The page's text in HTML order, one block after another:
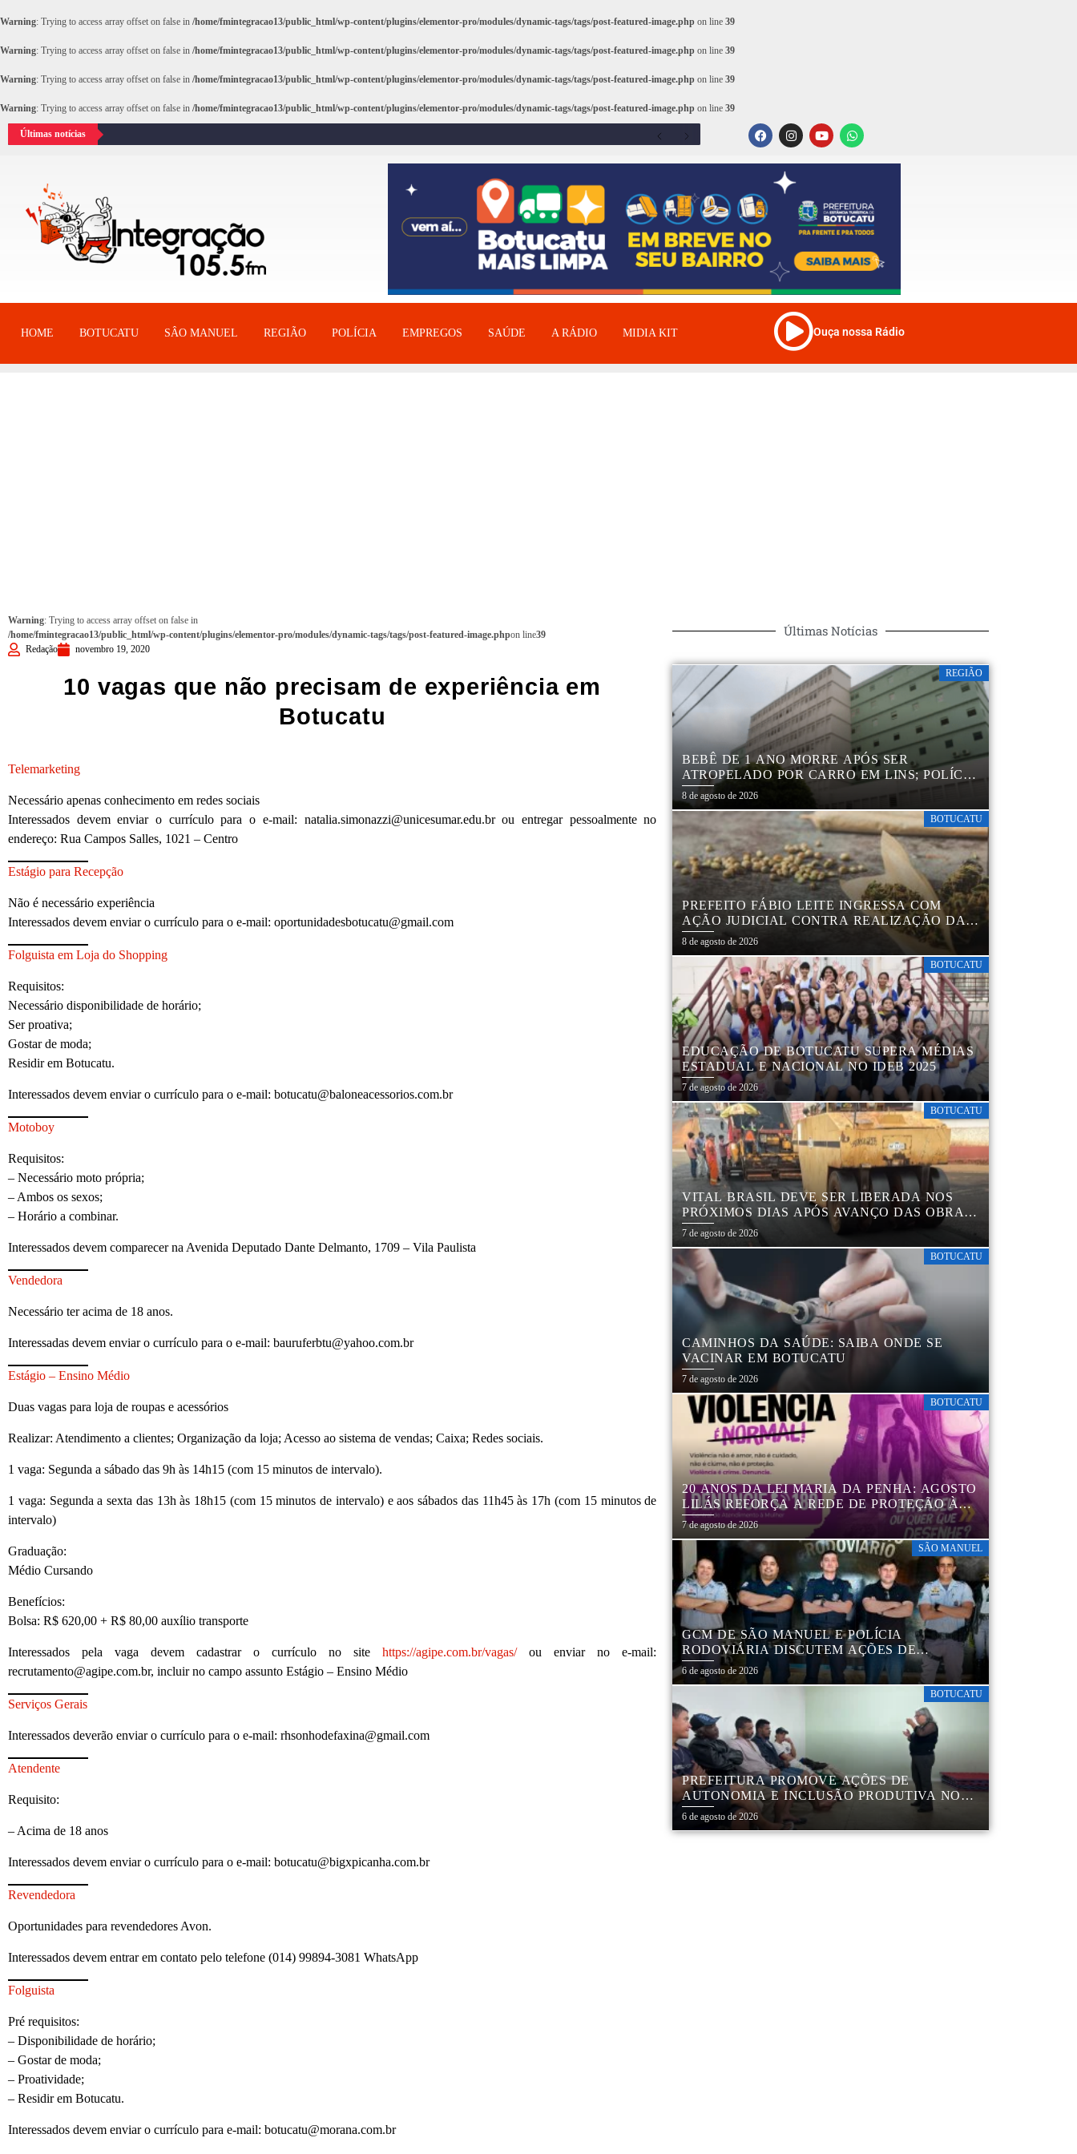
Warning: Trying to access array offset on false in /home/fmintegracao13/public_html/wp-content/plugins/elementor-pro/modules/dynamic-tags/tags/post-featured-image.php on line 39
Warning: Trying to access array offset on false in /home/fmintegracao13/public_html/wp-content/plugins/elementor-pro/modules/dynamic-tags/tags/post-featured-image.php on line 39
Warning: Trying to access array offset on false in /home/fmintegracao13/public_html/wp-content/plugins/elementor-pro/modules/dynamic-tags/tags/post-featured-image.php on line 39
Warning: Trying to access array offset on false in /home/fmintegracao13/public_html/wp-content/plugins/elementor-pro/modules/dynamic-tags/tags/post-featured-image.php on line 39
Últimas notícias
HOME BOTUCATU SÂO MANUEL REGIÃO POLÍCIA EMPREGOS SAÚDE A RÁDIO MIDIA KIT Ouça nossa Rádio
Warning: Trying to access array offset on false in
/home/fmintegracao13/public_html/wp-content/plugins/elementor-pro/modules/dynamic-tags/tags/post-featured-image.phpon line39
Redação
novembro 19, 2020
10 vagas que não precisam de experiência em
Botucatu
Telemarketing
Necessário apenas conhecimento em redes sociais
Interessados devem enviar o currículo para o e-mail: natalia.simonazzi@unicesumar.edu.br ou entregar pessoalmente no
endereço: Rua Campos Salles, 1021 – Centro
Estágio para Recepção
Não é necessário experiência
Interessados devem enviar o currículo para o e-mail: oportunidadesbotucatu@gmail.com
Folguista em Loja do Shopping
Requisitos:
Necessário disponibilidade de horário;
Ser proativa;
Gostar de moda;
Residir em Botucatu.
Interessados devem enviar o currículo para o e-mail: botucatu@baloneacessorios.com.br
Motoboy
Requisitos:
– Necessário moto própria;
– Ambos os sexos;
– Horário a combinar.
Interessados devem comparecer na Avenida Deputado Dante Delmanto, 1709 – Vila Paulista
Vendedora
Necessário ter acima de 18 anos.
Interessadas devem enviar o currículo para o e-mail: bauruferbtu@yahoo.com.br
Estágio – Ensino Médio
Duas vagas para loja de roupas e acessórios
Realizar: Atendimento a clientes; Organização da loja; Acesso ao sistema de vendas; Caixa; Redes sociais.
1 vaga: Segunda a sábado das 9h às 14h15 (com 15 minutos de intervalo).
1 vaga: Segunda a sexta das 13h às 18h15 (com 15 minutos de intervalo) e aos sábados das 11h45 às 17h (com 15 minutos de
intervalo)
Graduação:
Médio Cursando
Benefícios:
Bolsa: R$ 620,00 + R$ 80,00 auxílio transporte
Interessados pela vaga devem cadastrar o currículo no sitehttps://agipe.com.br/vagas/ou enviar no e-mail:
recrutamento@agipe.com.br, incluir no campo assunto Estágio – Ensino Médio
Serviços Gerais
Interessados deverão enviar o currículo para o e-mail: rhsonhodefaxina@gmail.com
Atendente
Requisito:
– Acima de 18 anos
Interessados devem enviar o currículo para o e-mail: botucatu@bigxpicanha.com.br
Revendedora
Oportunidades para revendedores Avon.
Interessados devem entrar em contato pelo telefone (014) 99894-3081 WhatsApp
Folguista
Pré requisitos:
– Disponibilidade de horário;
– Gostar de moda;
– Proatividade;
– Residir em Botucatu.
Interessados devem enviar o currículo para e-mail: botucatu@morana.com.br
Últimas Notícias
REGIÃO
BEBÊ DE 1 ANO MORRE APÓS SER
ATROPELADO POR CARRO EM LINS; POLÍCIA
CIVIL INVESTIGA ACIDENTE
8 de agosto de 2026
BOTUCATU
PREFEITO FÁBIO LEITE INGRESSA COM
AÇÃO JUDICIAL CONTRA REALIZAÇÃO DA
MARCHA DA MACONHA EM BOTUCATU
8 de agosto de 2026
BOTUCATU
EDUCAÇÃO DE BOTUCATU SUPERA MÉDIAS
ESTADUAL E NACIONAL NO IDEB 2025
7 de agosto de 2026
BOTUCATU
VITAL BRASIL DEVE SER LIBERADA NOS
PRÓXIMOS DIAS APÓS AVANÇO DAS OBRAS
NA REGIÃO DA RODOVIÁRIA
7 de agosto de 2026
BOTUCATU
CAMINHOS DA SAÚDE: SAIBA ONDE SE
VACINAR EM BOTUCATU
7 de agosto de 2026
BOTUCATU
20 ANOS DA LEI MARIA DA PENHA: AGOSTO
LILÁS REFORÇA A REDE DE PROTEÇÃO ÀS
MULHERES EM BOTUCATU
7 de agosto de 2026
SÃO MANUEL
GCM DE SÃO MANUEL E POLÍCIA
RODOVIÁRIA DISCUTEM AÇÕES DE
EDUCAÇÃO E SEGURANÇA NO TRÂNSITO
6 de agosto de 2026
BOTUCATU
PREFEITURA PROMOVE AÇÕES DE
AUTONOMIA E INCLUSÃO PRODUTIVA NO
CENTRO POP VIDA
6 de agosto de 2026